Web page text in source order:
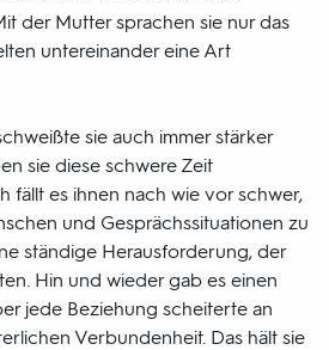
der Mutter sprachen sie nur das
untereinander eine Art
sie auch immer stärker
sie diese schwere Zeit
fällt es ihnen nach wie vor schwer,
und Gesprächssituationen zu
ständige Herausforderung, der
Hin und wieder gab es einen
jede Beziehung scheiterte an
Verbundenheit. Das hält sie